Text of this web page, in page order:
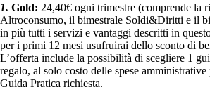
1. Gold: 24,40€ ogni trimestre (comprende la
Altroconsumo, il bimestrale Soldi&Diritti e il
in più tutti i servizi e vantaggi descritti in
per i primi 12 mesi usufruirai dello sconto di
L’offerta include la possibilità di scegliere 1
regalo, al solo costo delle spese
Guida Pratica richiesta.